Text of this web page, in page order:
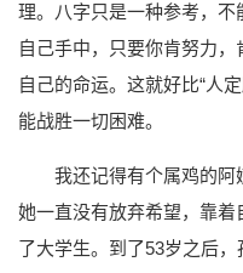
理。八字只是一种参考，
自己手中，只要你肯努力
自己的命运。这就好比“人
能战胜一切困难。
我还记得有个属鸡的阿
她一直没有放弃希望，靠
了大学生。到了53岁之后